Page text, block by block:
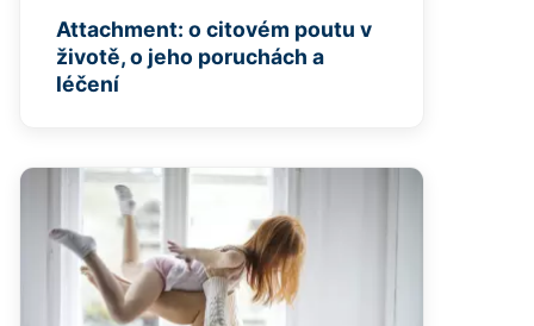
Attachment: o citovém poutu v
životě, o jeho poruchách a
léčení